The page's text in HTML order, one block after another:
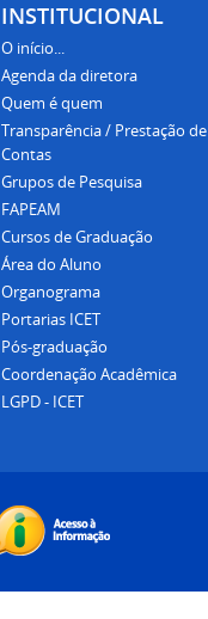
INSTITUCIONAL
O início...
Agenda da diretora
Quem é quem
Transparência / Prestação de
Contas
Grupos de Pesquisa
FAPEAM
Cursos de Graduação
Área do Aluno
Organograma
Portarias ICET
Pós-graduação
Coordenação Acadêmica
LGPD - ICET